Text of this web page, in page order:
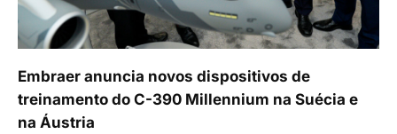
Embraer anuncia novos dispositivos de
treinamento do C-390 Millennium na Suécia e
na Áustria